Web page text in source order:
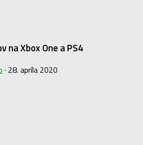
na Xbox One a PS4
· 28. apríla 2020